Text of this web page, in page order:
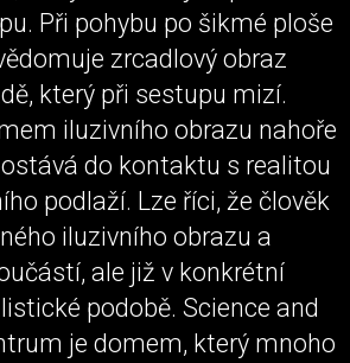
Při pohybu po šikmé ploše
zrcadlový obraz
který při sestupu mizí.
iluzivního obrazu nahoře
do kontaktu s realitou
podlaží. Lze říci, že člověk
iluzivního obrazu a
ale již v konkrétní
podobě. Science and
je domem, který mnoho